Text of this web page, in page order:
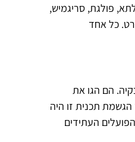
פולגת, סריגמיש,
כל אחד
הם הגו את
תכנית זו היה
העתידים